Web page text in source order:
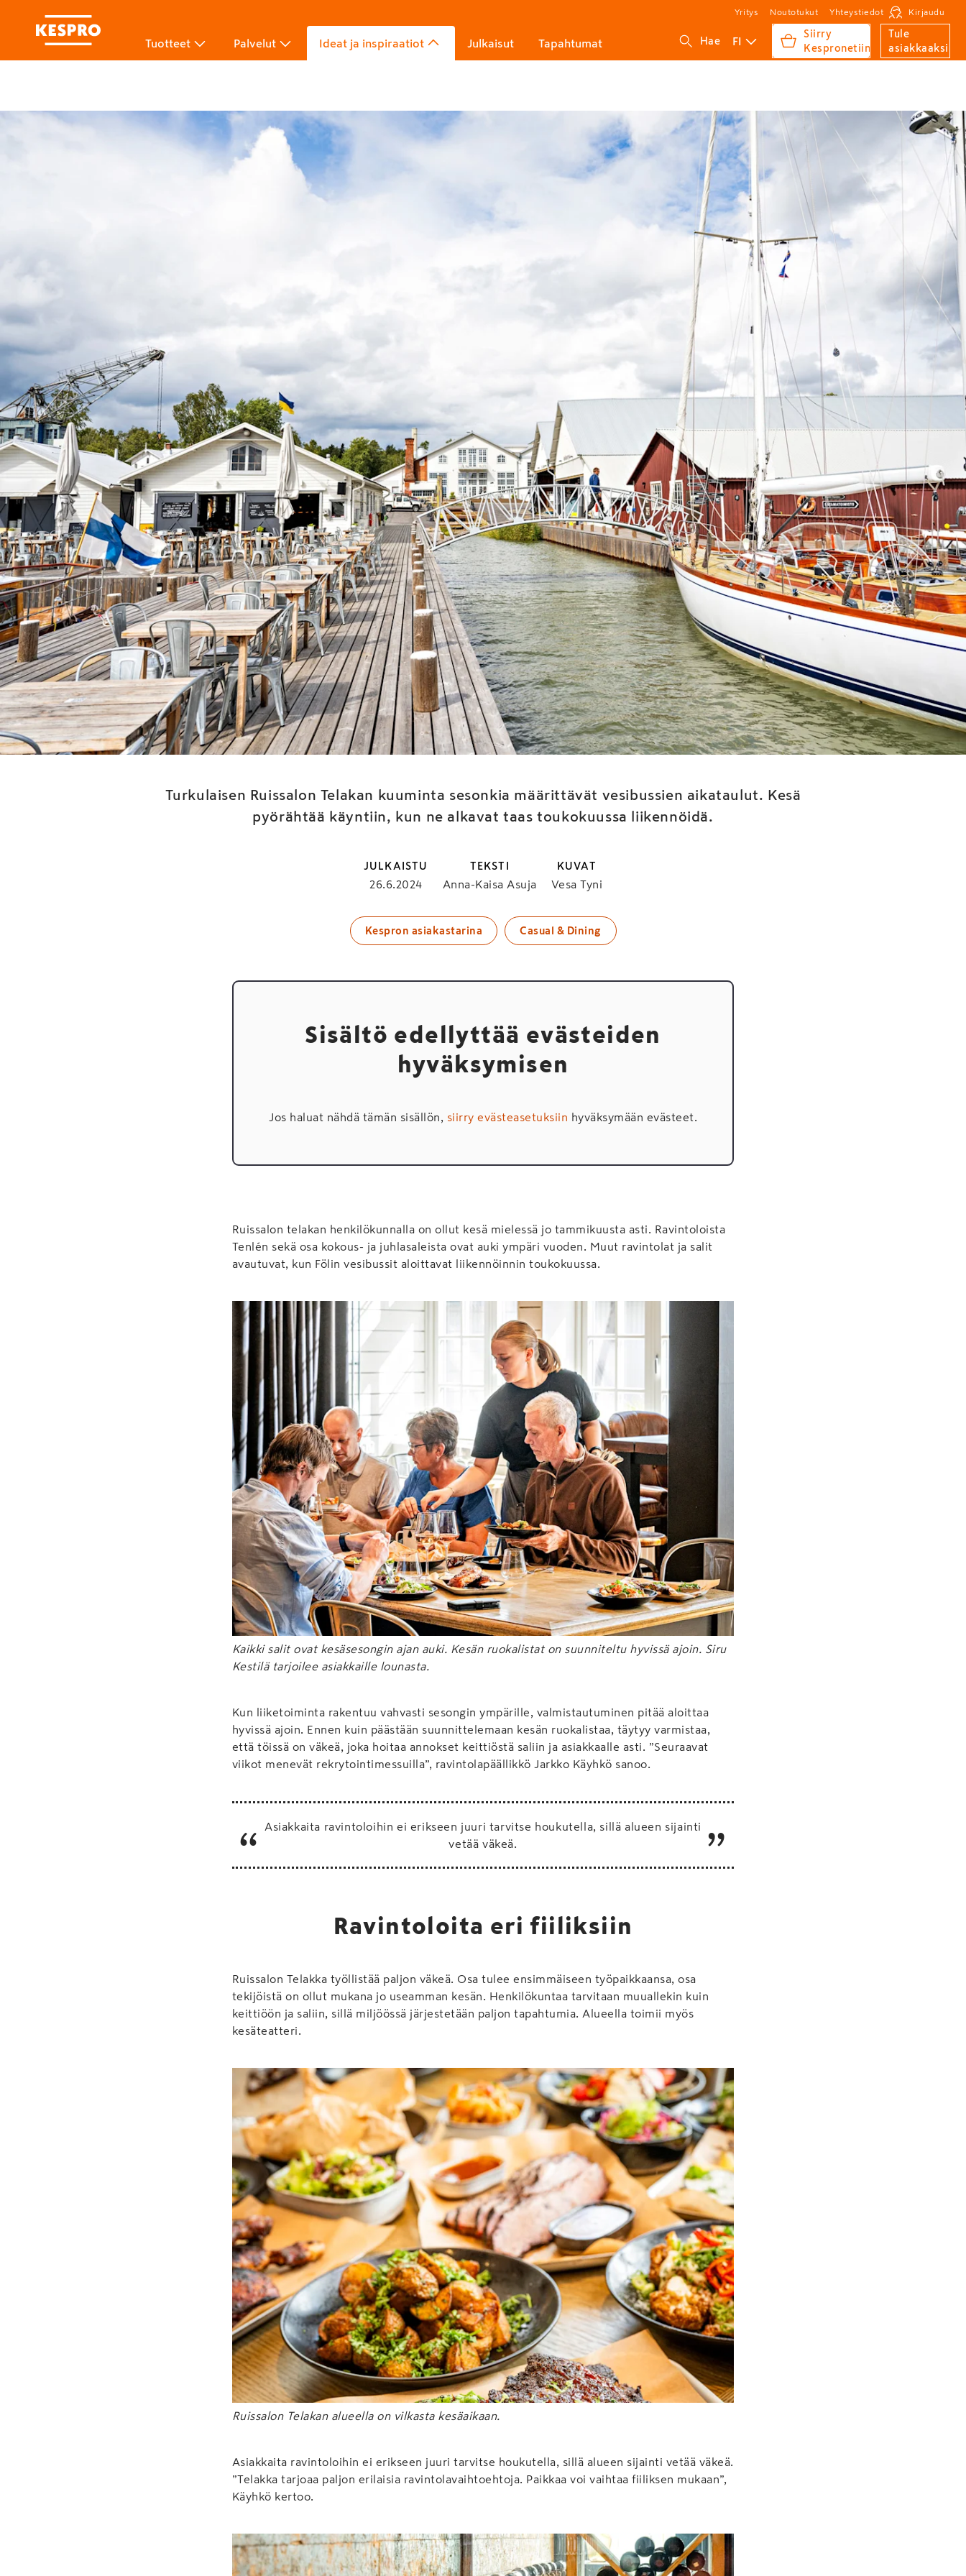
Yritys Noutotukut Yhteystiedot Kirjaudu
Tuotteet Palvelut Ideat ja inspiraatiot Julkaisut Tapahtumat Hae FI
Siirry
Kespronetiin
Tule
asiakkaaksi
Ruissalon Telakan sesonkia
määrittävät vesibussien aikataulut
Turkulaisen Ruissalon Telakan kuuminta sesonkia määrittävät vesibussien aikataulut. Kesä
pyörähtää käyntiin, kun ne alkavat taas toukokuussa liikennöidä.
JULKAISTU
26.6.2024
TEKSTI
Anna-Kaisa Asuja
KUVAT
Vesa Tyni
Kespron asiakastarina Casual & Dining
Sisältö edellyttää evästeiden
hyväksymisen
Jos haluat nähdä tämän sisällön, siirry evästeasetuksiin hyväksymään evästeet.
Ruissalon telakan henkilökunnalla on ollut kesä mielessä jo tammikuusta asti. Ravintoloista
Tenlén sekä osa kokous- ja juhlasaleista ovat auki ympäri vuoden. Muut ravintolat ja salit
avautuvat, kun Fölin vesibussit aloittavat liikennöinnin toukokuussa.
Kaikki salit ovat kesäsesongin ajan auki. Kesän ruokalistat on suunniteltu hyvissä ajoin. Siru
Kestilä tarjoilee asiakkaille lounasta.
Kun liiketoiminta rakentuu vahvasti sesongin ympärille, valmistautuminen pitää aloittaa
hyvissä ajoin. Ennen kuin päästään suunnittelemaan kesän ruokalistaa, täytyy varmistaa,
että töissä on väkeä, joka hoitaa annokset keittiöstä saliin ja asiakkaalle asti. ”Seuraavat
viikot menevät rekrytointimessuilla”, ravintolapäällikkö Jarkko Käyhkö sanoo.
Asiakkaita ravintoloihin ei erikseen juuri tarvitse houkutella, sillä alueen sijainti
vetää väkeä.
Ravintoloita eri fiiliksiin
Ruissalon Telakka työllistää paljon väkeä. Osa tulee ensimmäiseen työpaikkaansa, osa
tekijöistä on ollut mukana jo useamman kesän. Henkilökuntaa tarvitaan muuallekin kuin
keittiöön ja saliin, sillä miljöössä järjestetään paljon tapahtumia. Alueella toimii myös
kesäteatteri.
Ruissalon Telakan alueella on vilkasta kesäaikaan.
Asiakkaita ravintoloihin ei erikseen juuri tarvitse houkutella, sillä alueen sijainti vetää väkeä.
”Telakka tarjoaa paljon erilaisia ravintolavaihtoehtoja. Paikkaa voi vaihtaa fiiliksen mukaan”,
Käyhkö kertoo.